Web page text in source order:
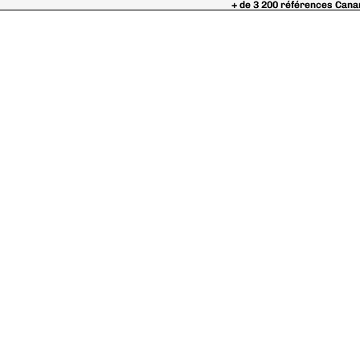
+ de 3 200 références
+ de 3 200 références